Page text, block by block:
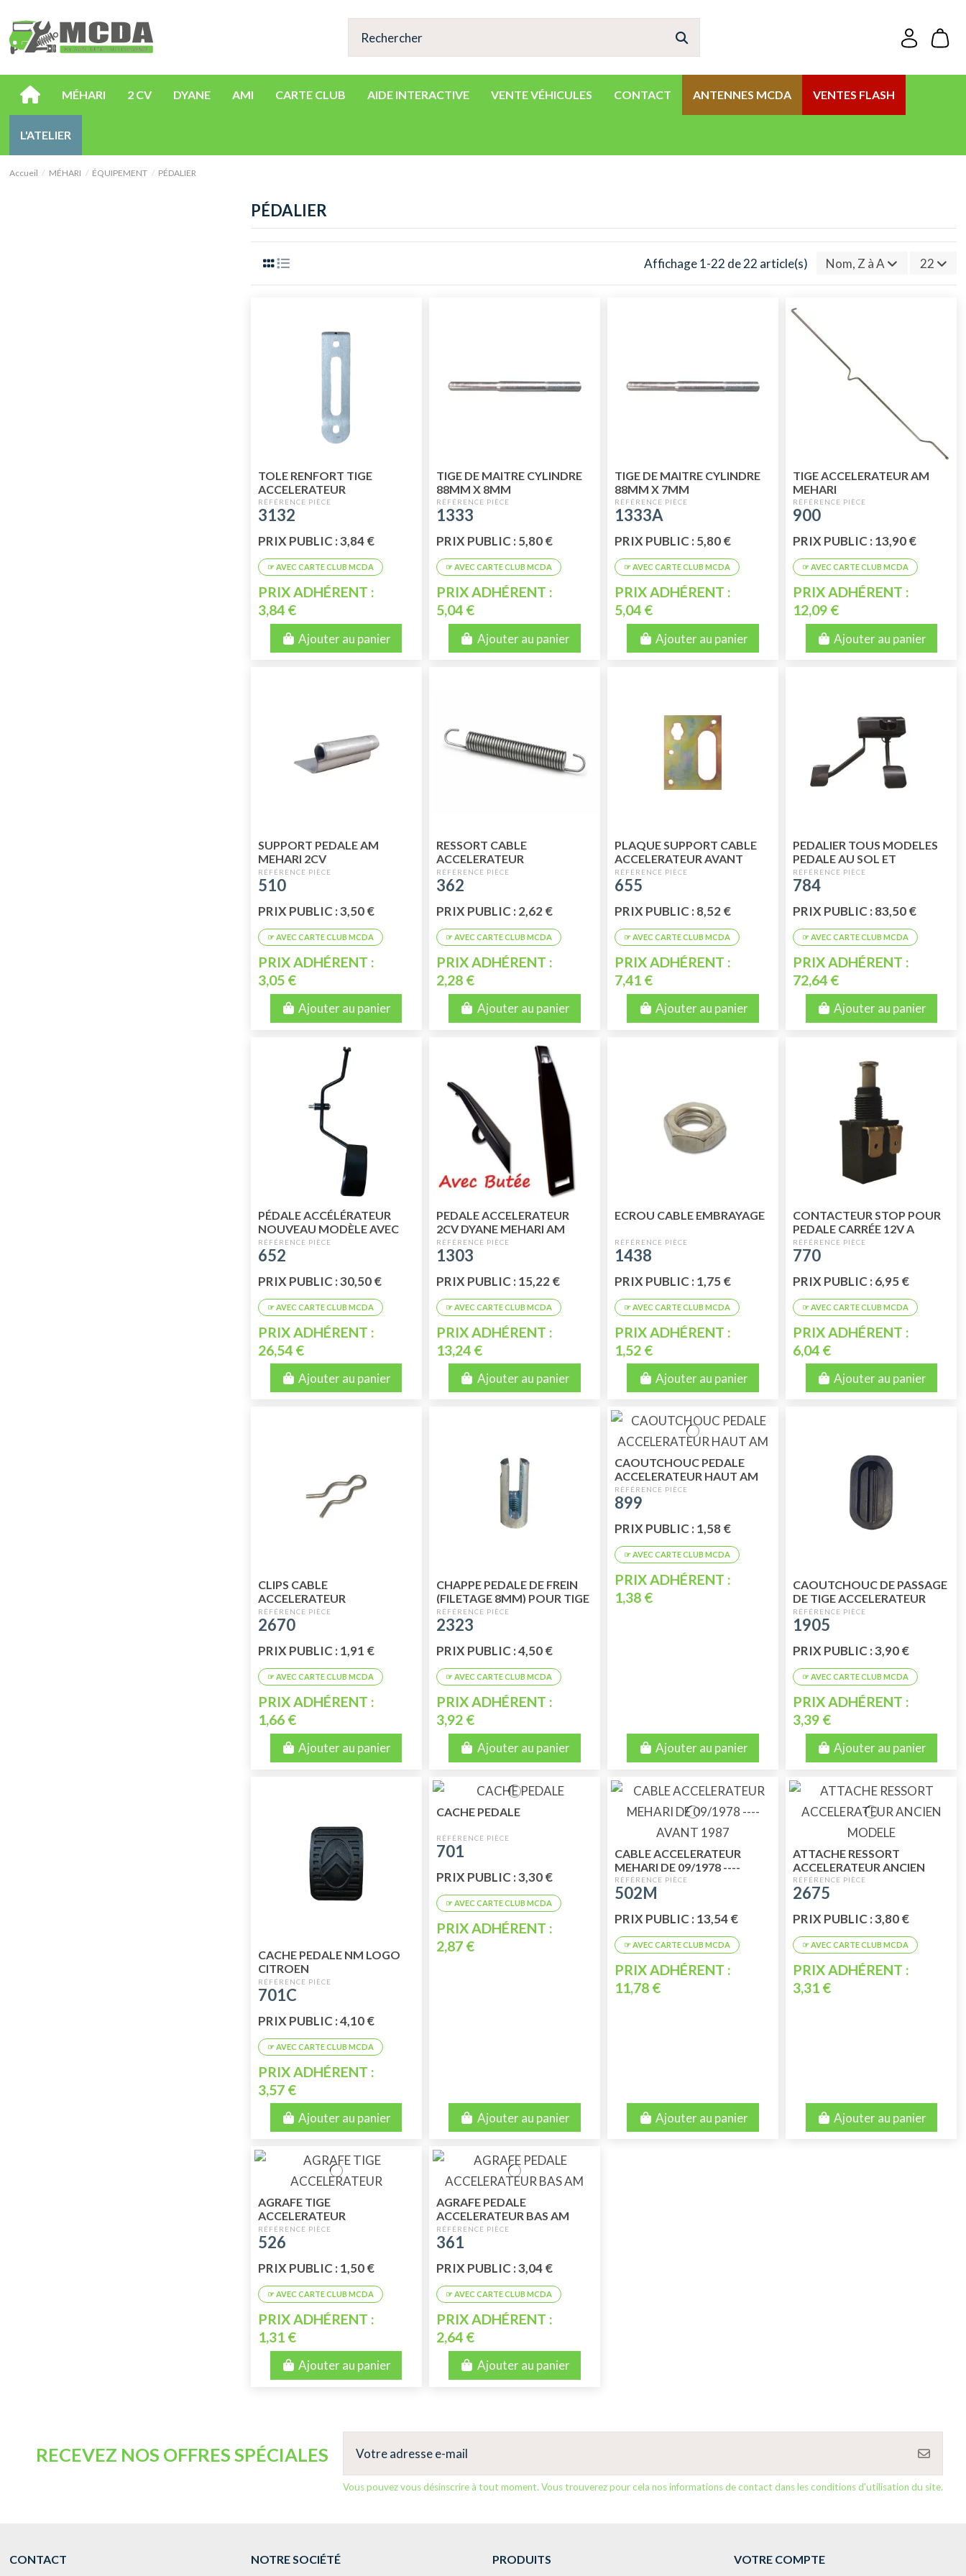
MÉHARI 2 CV DYANE AMI CARTE CLUB AIDE INTERACTIVE VENTE VÉHICULES CONTACT ANTENNES MCDA VENTES FLASH
L'ATELIER
Accueil MÉHARI ÉQUIPEMENT PÉDALIER
PÉDALIER
Affichage 1-22 de 22 article(s) Nom, Z à A 22
TOLE RENFORT TIGE
ACCELERATEUR
3132
PRIX PUBLIC : 3,84 €
PRIX ADHÉRENT :
3,84 €
Ajouter au panier
TIGE DE MAITRE CYLINDRE
88MM X 8MM
1333
PRIX PUBLIC : 5,80 €
PRIX ADHÉRENT :
5,04 €
Ajouter au panier
TIGE DE MAITRE CYLINDRE
88MM X 7MM
1333A
PRIX PUBLIC : 5,80 €
PRIX ADHÉRENT :
5,04 €
Ajouter au panier
TIGE ACCELERATEUR AM
MEHARI
900
PRIX PUBLIC : 13,90 €
PRIX ADHÉRENT :
12,09 €
Ajouter au panier
SUPPORT PEDALE AM
MEHARI 2CV
510
PRIX PUBLIC : 3,50 €
PRIX ADHÉRENT :
3,05 €
Ajouter au panier
RESSORT CABLE
ACCELERATEUR
362
PRIX PUBLIC : 2,62 €
PRIX ADHÉRENT :
2,28 €
Ajouter au panier
PLAQUE SUPPORT CABLE
ACCELERATEUR AVANT
ADAPTABLE
655
PRIX PUBLIC : 8,52 €
PRIX ADHÉRENT :
7,41 €
Ajouter au panier
PEDALIER TOUS MODELES
PEDALE AU SOL ET
SUSPENDUE
784
PRIX PUBLIC : 83,50 €
PRIX ADHÉRENT :
72,64 €
Ajouter au panier
PÉDALE ACCÉLÉRATEUR
NOUVEAU MODÈLE AVEC
AXE (MODÈLE SUSPENDU)
652
PRIX PUBLIC : 30,50 €
PRIX ADHÉRENT :
26,54 €
Ajouter au panier
PEDALE ACCELERATEUR
2CV DYANE MEHARI AM
1303
PRIX PUBLIC : 15,22 €
PRIX ADHÉRENT :
13,24 €
Ajouter au panier
ECROU CABLE EMBRAYAGE
1438
PRIX PUBLIC : 1,75 €
PRIX ADHÉRENT :
1,52 €
Ajouter au panier
CONTACTEUR STOP POUR
PEDALE CARRÉE 12V A
PARTIR DE 02/1970
770
PRIX PUBLIC : 6,95 €
PRIX ADHÉRENT :
6,04 €
Ajouter au panier
CLIPS CABLE
ACCELERATEUR
2670
PRIX PUBLIC : 1,91 €
PRIX ADHÉRENT :
1,66 €
Ajouter au panier
CHAPPE PEDALE DE FREIN
(FILETAGE 8MM) POUR TIGE
8 MM
2323
PRIX PUBLIC : 4,50 €
PRIX ADHÉRENT :
3,92 €
Ajouter au panier
CAOUTCHOUC PEDALE
ACCELERATEUR HAUT AM
899
PRIX PUBLIC : 1,58 €
PRIX ADHÉRENT :
1,38 €
Ajouter au panier
CAOUTCHOUC DE PASSAGE
DE TIGE ACCELERATEUR
2CV DYANE AVANT 1977
1905
PRIX PUBLIC : 3,90 €
PRIX ADHÉRENT :
3,39 €
Ajouter au panier
CACHE PEDALE NM LOGO
CITROEN
701C
PRIX PUBLIC : 4,10 €
PRIX ADHÉRENT :
3,57 €
Ajouter au panier
CACHE PEDALE
701
PRIX PUBLIC : 3,30 €
PRIX ADHÉRENT :
2,87 €
Ajouter au panier
CABLE ACCELERATEUR
MEHARI DE 09/1978 ----
AVANT 1987
502M
PRIX PUBLIC : 13,54 €
PRIX ADHÉRENT :
11,78 €
Ajouter au panier
ATTACHE RESSORT
ACCELERATEUR ANCIEN
MODELE
2675
PRIX PUBLIC : 3,80 €
PRIX ADHÉRENT :
3,31 €
Ajouter au panier
AGRAFE TIGE
ACCELERATEUR
526
PRIX PUBLIC : 1,50 €
PRIX ADHÉRENT :
1,31 €
Ajouter au panier
AGRAFE PEDALE
ACCELERATEUR BAS AM
361
PRIX PUBLIC : 3,04 €
PRIX ADHÉRENT :
2,64 €
Ajouter au panier
RECEVEZ NOS OFFRES SPÉCIALES
Vous pouvez vous désinscrire à tout moment. Vous trouverez pour cela nos informations de contact dans les conditions d'utilisation du site.
CONTACT NOTRE SOCIÉTÉ PRODUITS VOTRE COMPTE